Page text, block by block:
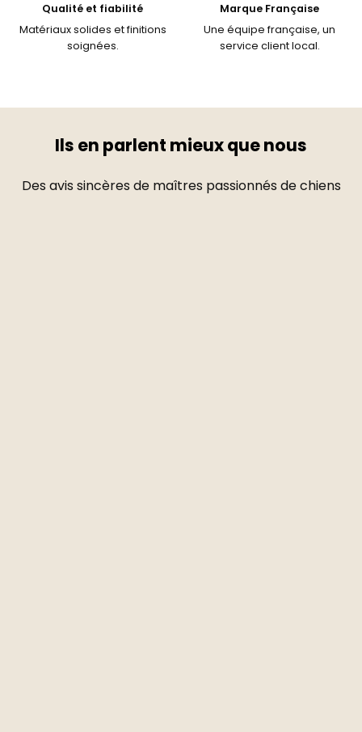
Qualité et fiabilité
Matériaux solides et finitions
soignées.
Marque Française
Une équipe française, un
service client local.
Ils en parlent mieux que nous
Des avis sincères de maîtres passionnés de chiens